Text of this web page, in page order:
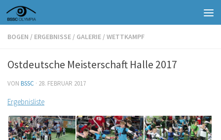
Zum Inhalt springen
BOGEN / ERGEBNISSE / GALERIE /WETTKAMPF
Ostdeutsche Meisterschaft Halle 2017
VON BSSC · 28. FEBRUAR 2017
Ergebnisliste